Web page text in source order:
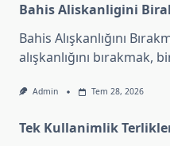
Bahis Aliskanligini
Bahis Alışkanlığını
alışkanlığını bırakmak,
Admin Tem 28, 2026
Tek Kullanimlik